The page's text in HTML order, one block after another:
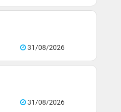
31/08/2026
31/08/2026